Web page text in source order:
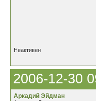
Неактивен
2006-12-30
Аркадий Эйдман